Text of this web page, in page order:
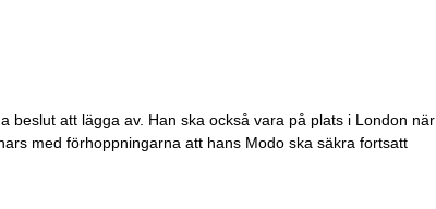
beslut att lägga av. Han ska också vara på plats i London när
med förhoppningarna att hans Modo ska säkra fortsatt